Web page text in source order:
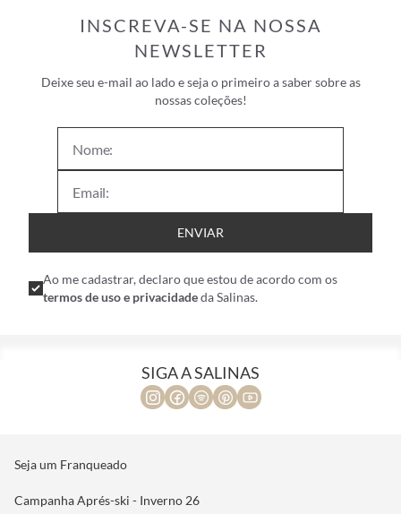
INSCREVA-SE NA NOSSA
NEWSLETTER
Deixe seu e-mail ao lado e seja o primeiro a saber sobre as
nossas coleções!
ENVIAR
Ao me cadastrar, declaro que estou de acordo com os
termos de uso e privacidadeda Salinas.
SIGA A SALINAS
Seja um Franqueado
Campanha Aprés-ski - Inverno 26